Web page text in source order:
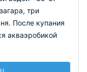
три
После купания
акваэробикой